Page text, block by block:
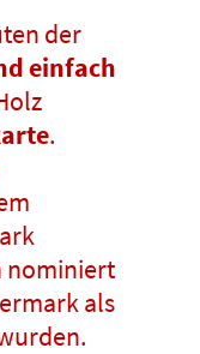
der
einfach
.
nominiert
als